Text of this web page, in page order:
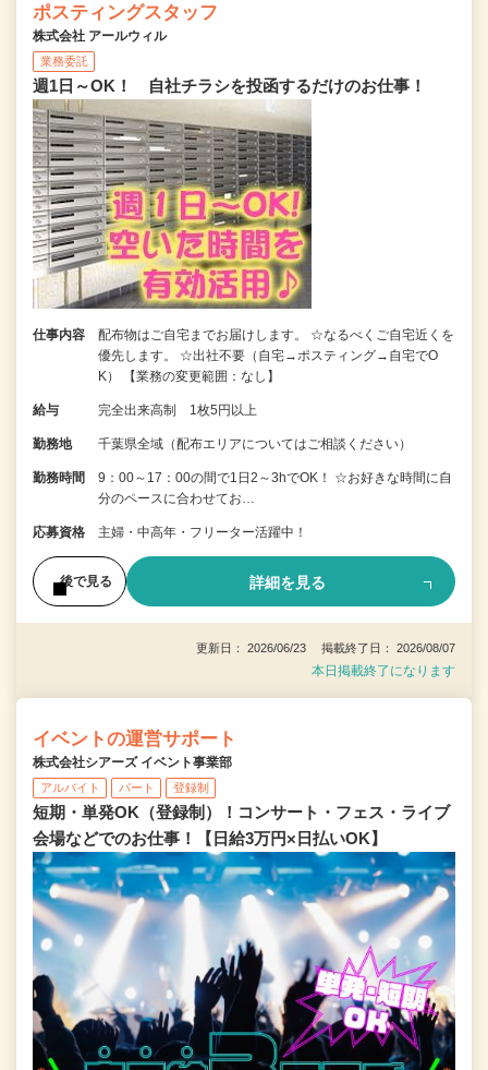
ポスティングスタッフ
株式会社 アールウィル
業務委託
週1日～OK！ 自社チラシを投函するだけのお仕事！
仕事内容
配布物はご自宅までお届けします。 ☆なるべくご自宅近くを
優先します。 ☆出社不要（自宅→ポスティング→自宅でO
K） 【業務の変更範囲：なし】
給与 完全出来高制 1枚5円以上
勤務地 千葉県全域（配布エリアについてはご相談ください）
勤務時間
9：00～17：00の間で1日2～3hでOK！ ☆お好きな時間に自
分のペースに合わせてお…
応募資格 主婦・中高年・フリーター活躍中！
後で見る 詳細を見る
更新日： 2026/06/23 掲載終了日： 2026/08/07
本日掲載終了になります
イベントの運営サポート
株式会社シアーズ イベント事業部
アルバイト パート 登録制
短期・単発OK（登録制）！コンサート・フェス・ライブ
会場などでのお仕事！【日給3万円×日払いOK】